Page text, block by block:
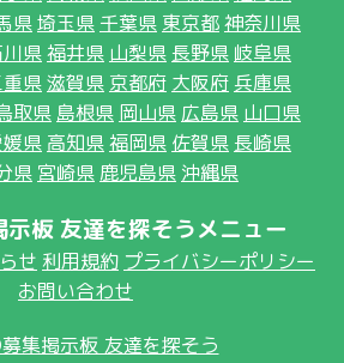
県埼玉県 千葉県 東京都神奈川県
県福井県 山梨県 長野県 岐阜県
県滋賀県 京都府 大阪府 兵庫県
取県 島根県 岡山県 広島県 山口県
県 高知県福岡県 佐賀県 長崎県
県 宮崎県 鹿児島県 沖縄県
示板 友達を探そうメニュー
せ 利用規約 プライバシーポリシー
お問い合わせ
集掲示板 友達を探そう